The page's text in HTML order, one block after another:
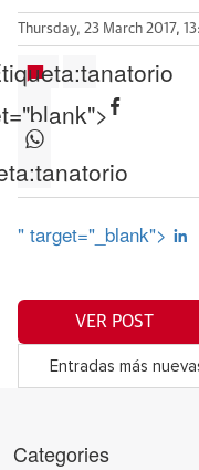
Thursday, 23 March 2017,
tanatorio
tanatorio
" target="_blank">
VER POST
Entradas más
Categories